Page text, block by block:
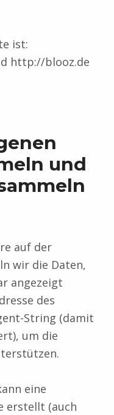
ist:
http://blooz.de
und
auf der
wir die Daten,
angezeigt
des
String (damit
um die
eine
erstellt (auch